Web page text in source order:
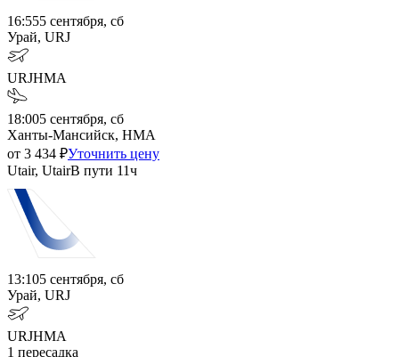
16:555 сентября, сб
Урай, URJ
URJHMA
18:005 сентября, сб
Ханты-Мансийск, HMA
от 3 434 ₽Уточнить цену
Utair, UtairВ пути 11ч
13:105 сентября, сб
Урай, URJ
URJHMA
1 пересадка